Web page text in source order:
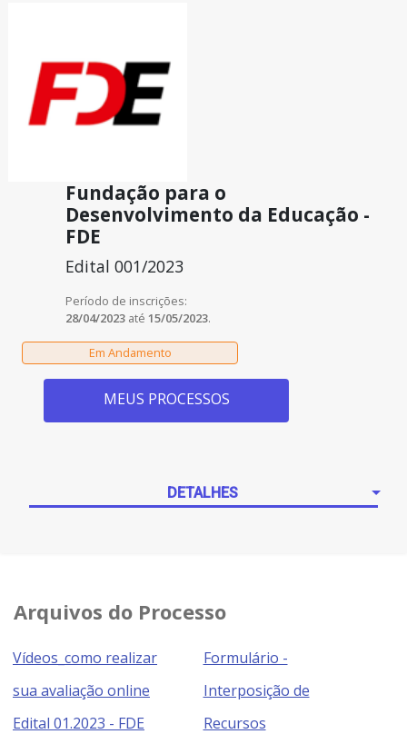
Fundação para o
Desenvolvimento da Educação -
FDE
Edital 001/2023
Período de inscrições:
28/04/2023 até 15/05/2023.
MEUS PROCESSOS
DETALHES
Arquivos do Processo
Vídeos_como realizar
sua avaliação online
Edital 01.2023 - FDE
Formulário -
Interposição de
Recursos